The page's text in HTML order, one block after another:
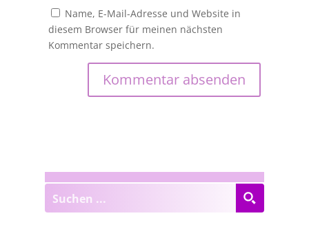
Name, E-Mail-Adresse und Website in
diesem Browser für meinen nächsten
Kommentar speichern.